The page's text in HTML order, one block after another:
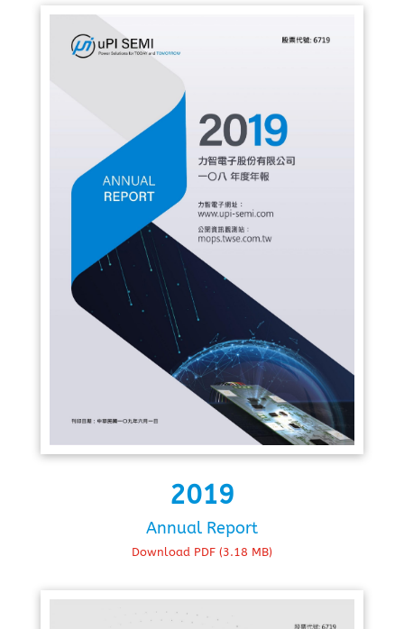
2019
Annual Report
Download PDF (3.18 MB)